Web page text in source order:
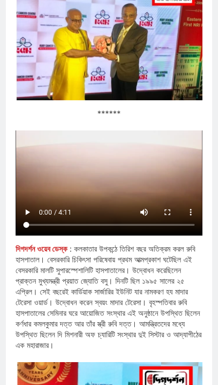
******
দিগদর্শন ওয়েব ডেস্ক: কলকাতার উপকন্ঠে তিরিশ বছর অতিক্রম করল রুবি
হাসপাতাল। বেসরকারি চিকিৎসা পরিষেবায় প্রথম আত্মপ্রকাশ ঘটেছিল এই
বেসরকারি মালটি সুপারস্পেশালিটি হাসপাতালের। উদ্বোধন করেছিলেন
প্রাক্তন মুখ্যমন্ত্রী প্রয়াত জ্যোতি বসু। দিনটি ছিল ১৯৯৫ সালের ২৫
এপ্রিল। সেই বছরেই কার্ডিয়াক সার্জারির ইউনিট যার নামকরণ হয মাদার
টেরেসা ওয়ার্ড। উদ্বোধন করেন স্বয়ং মাদার টেরেসা। বৃহস্পতিবার রুবি
হাসপাতালের সেমিনার ঘরে আয়োজিত সংস্থার এই অনুষ্ঠানে উপস্থিত ছিলেন
কর্ণধার কমলকুমার দত্ত আর তাঁর স্ত্রী রুবি দত্ত। আমন্ত্রিতদের মধ্যে
উপস্থিত ছিলেন দি মিশনারী অফ চ্যারিটি সংস্থার দুই সিস্টার ও আদ্যাপীঠের
এক মহারাজার।